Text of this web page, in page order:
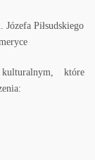
Piłsudskiego
które